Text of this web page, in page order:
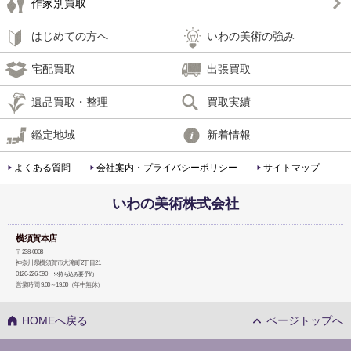
作家別買取
はじめての方へ いわの美術の強み
宅配買取 出張買取
遺品買取・整理 買取実績
鑑定地域 新着情報
よくある質問 会社案内・プライバシーポリシー サイトマップ
いわの美術株式会社
横須賀本店
〒238-0008
神奈川県横須賀市大滝町2丁目21
0120-226-590
※持ち込み要予約
営業時間 9:00～19:00（年中無休）
HOMEへ戻る ページトップへ